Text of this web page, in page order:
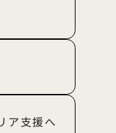
ア支援へ